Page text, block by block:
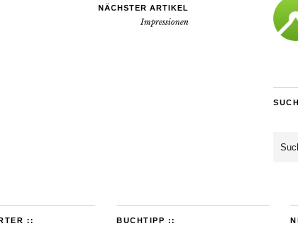
NÄCHSTER ARTIKEL
Impressionen
:: BUCHTIPP ::